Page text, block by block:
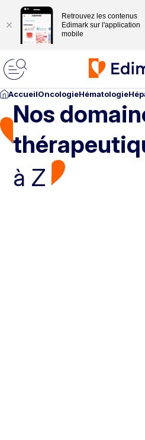
Retrouvez les contenus
Edimark sur l'application
mobile
AccueilOncologieHématologie
Nos
à Z